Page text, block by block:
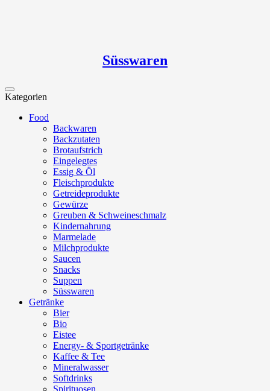
Süsswaren
Kategorien
Food
Backwaren
Backzutaten
Brotaufstrich
Eingelegtes
Essig & Öl
Fleischprodukte
Getreideprodukte
Gewürze
Greuben & Schweineschmalz
Kindernahrung
Marmelade
Milchprodukte
Saucen
Snacks
Suppen
Süsswaren
Getränke
Bier
Bio
Eistee
Energy- & Sportgetränke
Kaffee & Tee
Mineralwasser
Softdrinks
Spirituosen